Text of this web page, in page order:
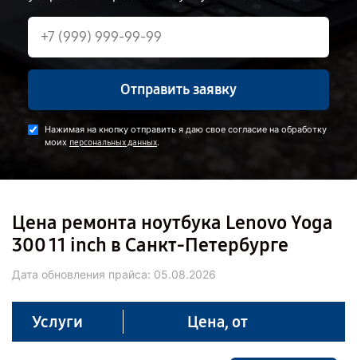
Отправить заявку
Нажимая на кнопку отправить я даю свое согласие на обработку
моих персональных данных.
Цена ремонта ноутбука Lenovo Yoga
300 11 inch в Санкт-Петербурге
Дата обновления прайса: 05.08.2026
Услуги Цена, от